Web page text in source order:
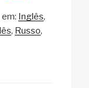
a ar
Inglês
Russo